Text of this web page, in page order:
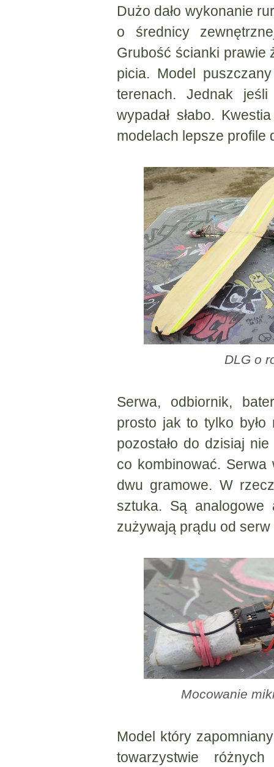
Dużo dało wykonanie
o średnicy
Grubość ścianki prawie
picia. Model
terenach. Jednak
wypadał słabo.
modelach lepsze profile
DLG o
Serwa, odbiornik,
prosto jak to tylko
pozostało do dzisiaj
co kombinować.
dwu gramowe. W
sztuka. Są
zużywają prądu od
Mocowanie
Model który
towarzystwie